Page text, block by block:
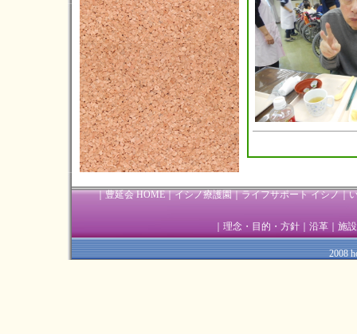
2022年04月(5)
2022年03月(1)
2022年02月(3)
2022年01月(2)
2021年12月(5)
2021年11月(3)
2021年10月(3)
2021年09月(3)
2021年07月(6)
｜豊延会 HOME｜イシノ療護園｜ライフサポート イシノ｜
理念・目的・方針 沿革 施
2008